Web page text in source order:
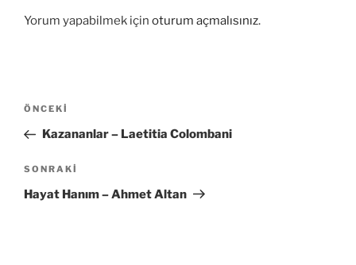
Yorum yapabilmek için oturum açmalısınız.
Yazı
Önceki
Yazı
ÖNCEKI
Kazananlar – Laetitia Colombani
Sonraki
Yazı
SONRAKI
Hayat Hanım – Ahmet Altan